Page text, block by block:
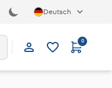
Deutsch
Anmelden
0